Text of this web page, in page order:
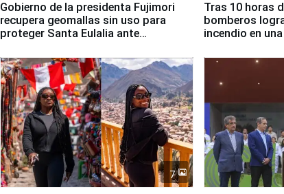
Gobierno de la presidenta Fujimori
recupera geomallas sin uso para
proteger Santa Eulalia ante
Tras 10 horas
bomberos
incendio en
7